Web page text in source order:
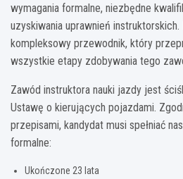
wymagania formalne, niezbędne
uzyskiwania uprawnień
kompleksowy przewodnik, który
wszystkie etapy zdobywania tego
Zawód instruktora nauki jazdy jest
Ustawę o kierujących pojazdami.
przepisami, kandydat musi spełniać
formalne:
Ukończone 23 lata